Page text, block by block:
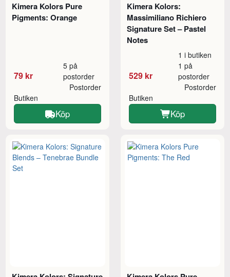
Kimera Kolors Pure
Pigments: Orange
79 kr
5 på
postorder
Butiken
Postorder
Köp
Kimera Kolors:
Massimiliano Richiero
Signature Set – Pastel
Notes
529 kr
1 i butiken
1 på
postorder
Butiken
Postorder
Köp